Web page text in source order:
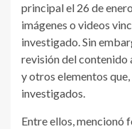
principal el 26 de
imágenes o videos
investigado. Sin
revisión del contenido
y otros elementos
investigados.
Entre ellos, mencionó